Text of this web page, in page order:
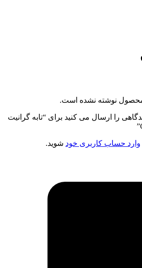
محصول نوشته نشده است.
را ارسال می کنید برای “تابه گرانیت
وارد حساب کاربری خود شوید.